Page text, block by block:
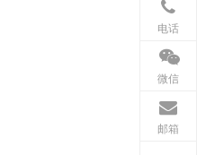
电话
微信
邮箱